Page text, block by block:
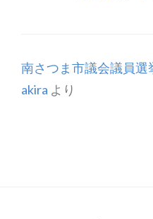
南さつま市議会議員選
akira より